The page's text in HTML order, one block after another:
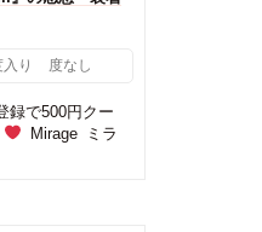
入り 度なし
で500円クー
Mirage ミラ